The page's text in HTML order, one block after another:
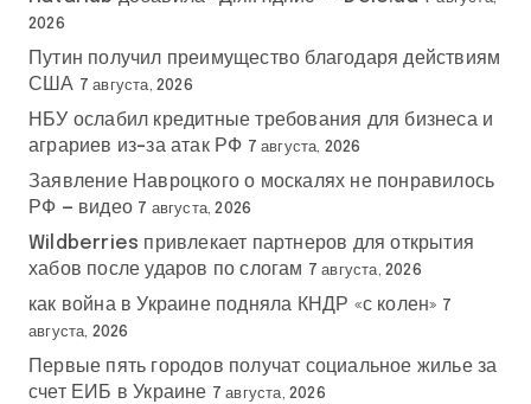
2026
Путин получил преимущество благодаря действиям
США 7 августа, 2026
НБУ ослабил кредитные требования для бизнеса и
аграриев из-за атак РФ 7 августа, 2026
Заявление Навроцкого о москалях не понравилось
РФ — видео 7 августа, 2026
Wildberries привлекает партнеров для открытия
хабов после ударов по слогам 7 августа, 2026
как война в Украине подняла КНДР «с колен» 7
августа, 2026
Первые пять городов получат социальное жилье за
счет ЕИБ в Украине 7 августа, 2026